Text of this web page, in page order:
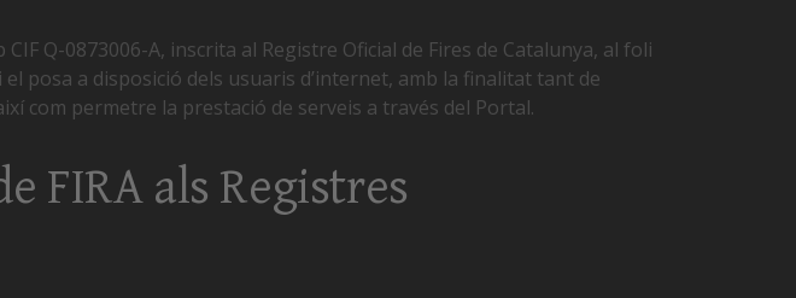
Q-0873006-A, inscrita al Registre Oficial de Fires de Catalunya, al foli
posa a disposició dels usuaris d’internet, amb la finalitat tant de
com permetre la prestació de serveis a través del Portal.
FIRA als Registres